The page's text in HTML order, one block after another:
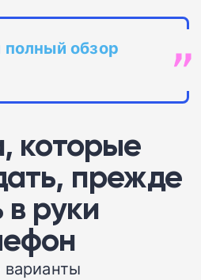
обзор
которые
прежде
руки
варианты